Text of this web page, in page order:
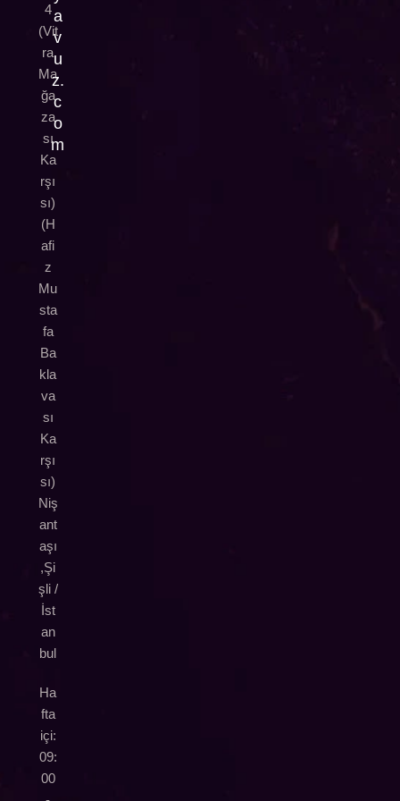
4
(Vit
ra
Ma
ğa
za
sı
Ka
rşı
sı)
(H
afi
z
Mu
sta
fa
Ba
kla
va
sı
Ka
rşı
sı)
Niş
ant
aşı
,Şi
şli /
İst
an
bul
Ha
fta
içi:
09:
00
a
v
u
z.
c
o
m